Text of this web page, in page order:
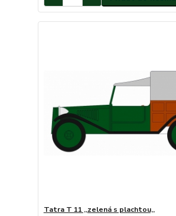
Tatra T 11 ,,zelená s plachtou,,